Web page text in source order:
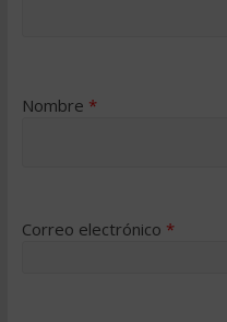
Nombre *
Correo electrónico *